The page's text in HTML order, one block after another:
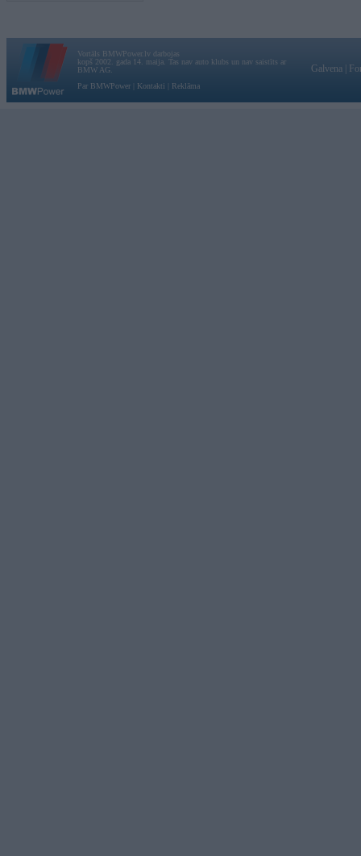
Vortāls BMWPower.lv darbojas
kopš 2002. gada 14. maija. Tas nav auto klubs un nav saistīts ar
BMW AG.
Par BMWPower
Kontakti Reklāma
Galvena